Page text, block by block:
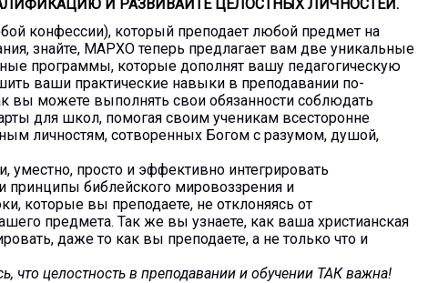
И РАЗВИВАЙТЕ ЦЕЛОСТНЫХ ЛИЧНОСТЕЙ.
конфессии), который преподает любой предмет на
знайте, МАРХО теперь предлагает вам две уникальные
программы, которые дополнят вашу педагогическую
ваши практические навыки в преподавании по-
вы можете выполнять свои обязанности соблюдать
для школ, помогая своим ученикам всесторонне
личностям, сотворенных Богом с разумом, душой,
уместно, просто и эффективно интегрировать
принципы библейского мировоззрения и
которые вы преподаете, не отклоняясь от
предмета. Так же вы узнаете, как ваша христианская
даже то как вы преподаете, а не только что и
что целостность в преподавании и обучении ТАК важна!